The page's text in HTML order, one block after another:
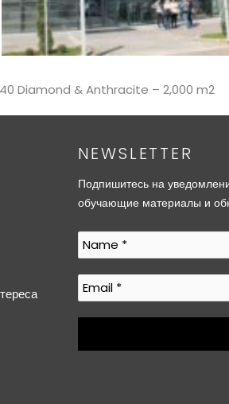
Diamond & Anthracite – 2,000 m2
NEWSLETTER
Подпишитесь на
обучающие материалы и